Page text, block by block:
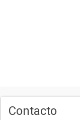
Contacto